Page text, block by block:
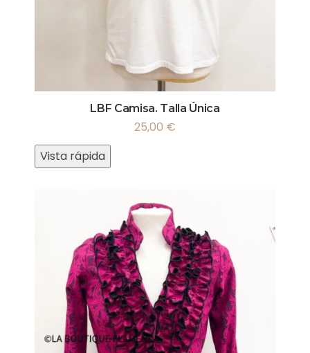
LBF Camisa. Talla Única
25,00 €
Vista rápida